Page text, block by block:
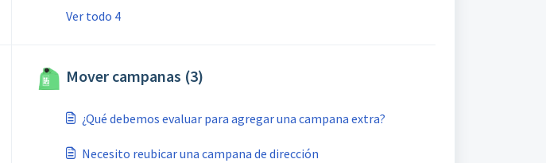
Ver todo 4
Mover campanas (3)
¿Qué debemos evaluar para agregar una campana extra?
Necesito reubicar una campana de dirección